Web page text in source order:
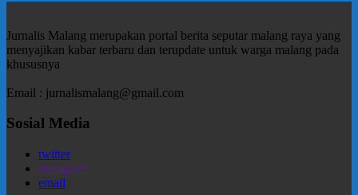
Jurnalis Malang merupakan portal berita seputar malang raya yang
menyajikan kabar terbaru dan terupdate untuk warga malang pada
khususnya
Email : jurnalismalang@gmail.com
Sosial Media
twitter
instagram
email